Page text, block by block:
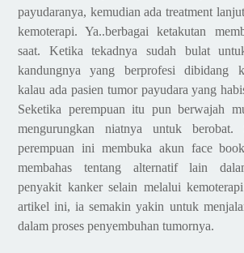
payudaranya, kemudian ada treatment
kemoterapi. Ya..berbagai ketakutan
saat. Ketika tekadnya sudah bulat
kandungnya yang berprofesi dibidang
kalau ada pasien tumor payudara yang
Seketika perempuan itu pun berwajah
mengurungkan niatnya untuk berobat.
perempuan ini membuka akun face
membahas tentang alternatif lain
penyakit kanker selain melalui
artikel ini, ia semakin yakin untuk
dalam proses penyembuhan tumornya.